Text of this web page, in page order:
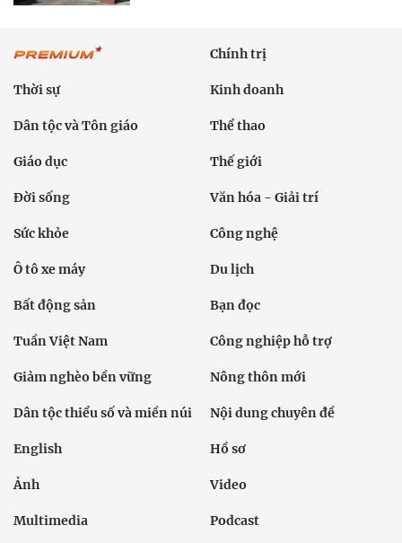
Chính trị
Thời sự Kinh doanh
Dân tộc và Tôn giáo Thể thao
Giáo dục Thế giới
Đời sống Văn hóa - Giải trí
Sức khỏe Công nghệ
Ô tô xe máy Du lịch
Bất động sản Bạn đọc
Tuần Việt Nam Công nghiệp hỗ trợ
Giảm nghèo bền vững Nông thôn mới
Dân tộc thiểu số và miền núi Nội dung chuyên đề
English Hồ sơ
Ảnh Video
Multimedia Podcast